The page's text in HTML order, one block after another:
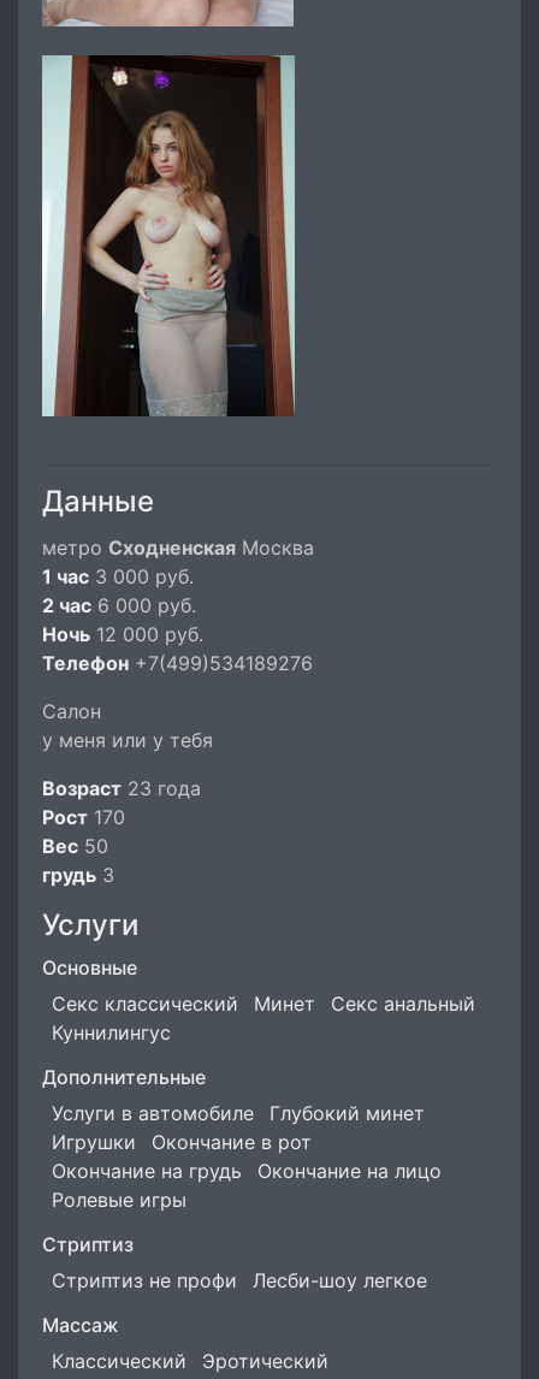
Данные
метро Сходненская Москва
1 час 3 000 руб.
2 час 6 000 руб.
Ночь 12 000 руб.
Телефон +7(499)534189276
Салон
у меня или у тебя
Возраст 23 года
Рост 170
Вес 50
грудь 3
Услуги
Основные
Секс классический
Минет
Секс анальный
Куннилингус
Дополнительные
Услуги в автомобиле
Глубокий минет
Игрушки
Окончание в рот
Окончание на грудь
Окончание на лицо
Ролевые игры
Стриптиз
Стриптиз не профи
Лесби-шоу легкое
Массаж
Классический
Эротический